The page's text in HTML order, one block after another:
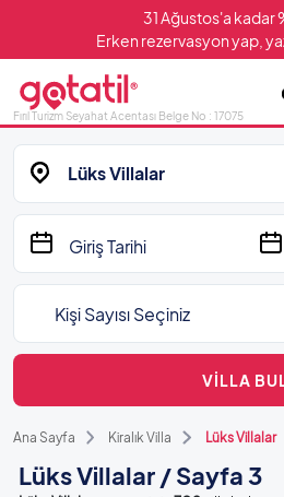
31 Ağustos'a kadar
Erken rezervasyon yap,
Fırıl Turizm Seyahat Acentası Belge No : 17075
Lüks Villalar
Kişi Sayısı Seçiniz
VİLLA BUL
Ana Sayfa Kiralık Villa Lüks Villalar
Lüks Villalar / Sayfa 3